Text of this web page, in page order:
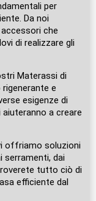
per
Da noi
che
di realizzare gli
Materassi di
e
esigenze di
a creare
offriamo soluzioni
serramenti, dai
tutto ciò di
efficiente dal